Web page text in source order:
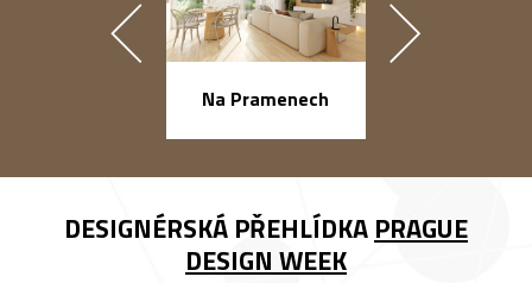
Na Pramenech
DESIGNÉRSKÁ PŘEHLÍDKA PRAGUE
DESIGN WEEK